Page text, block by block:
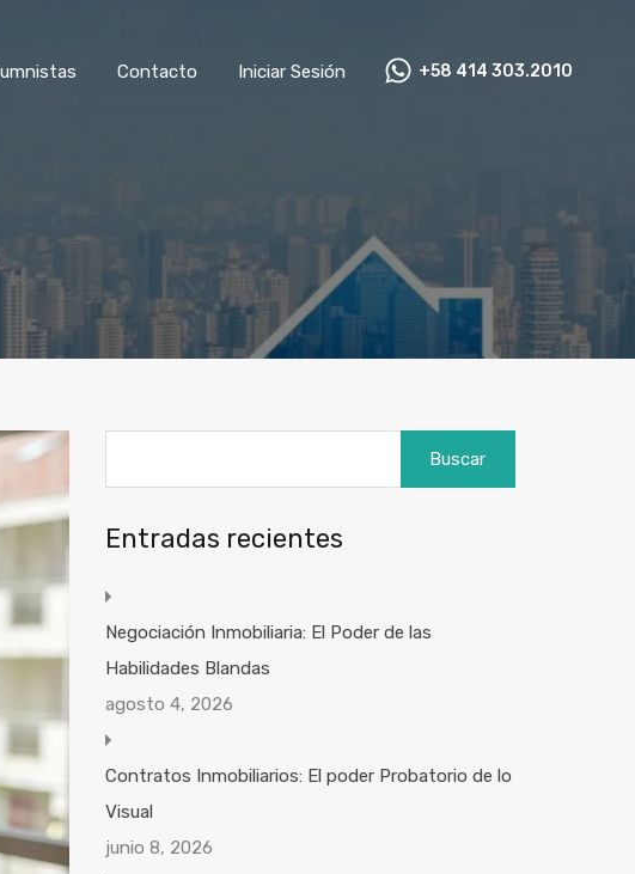
Contacto Iniciar Sesión +58 414 303.2010
Entradas recientes
Negociación Inmobiliaria: El Poder de las
Habilidades Blandas
agosto 4, 2026
Contratos Inmobiliarios: El poder Probatorio de lo
Visual
junio 8, 2026